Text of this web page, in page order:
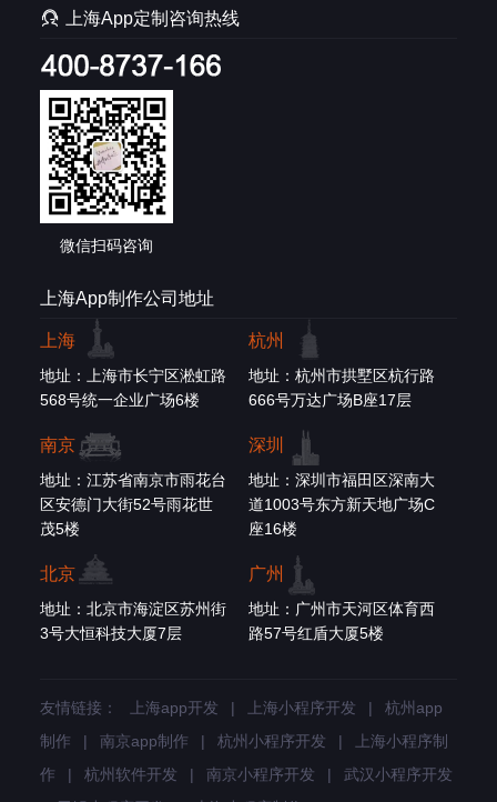
 上海App定制咨询热线
微信扫码咨询
上海App制作公司地址
上海
地址：上海市长宁区淞虹路
568号统一企业广场6楼
杭州
地址：杭州市拱墅区杭行路
666号万达广场B座17层
南京
地址：江苏省南京市雨花台
区安德门大街52号雨花世
茂5楼
深圳
地址：深圳市福田区深南大
道1003号东方新天地广场C
座16楼
北京
地址：北京市海淀区苏州街
3号大恒科技大厦7层
广州
地址：广州市天河区体育西
路57号红盾大厦5楼
友情链接： 上海app开发 | 上海小程序开发 | 杭州app
制作 | 南京app制作 | 杭州小程序开发 |
上海小程序制
作 | 杭州软件开发 | 南京小程序开发 | 武汉小程序开发